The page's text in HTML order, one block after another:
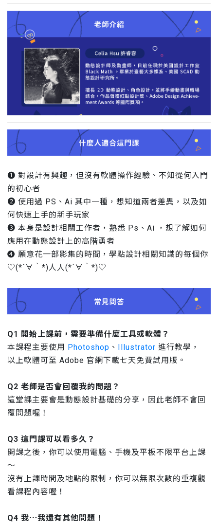
❶ 對設計有興趣，但沒有軟體操作經驗、不知從何入門
的初心者
❷ 使用過 PS、Ai 其中一種，想知道兩者差異，以及如
何快速上手的新手玩家
❸ 本身是設計相關工作者，熟悉 Ps、Ai ，想了解如何
應用在動態設計上的高階勇者
❹ 願意花一部影集的時間，學點設計相關知識的每個你
♡(*´∀｀*)⼈人(*´∀｀*)♡
Q1 開始上課前，需要準備什麼工具或軟體？
本課程主要使用
Photoshop 、 Illustrator 進行教學，
以上軟體可至 Adobe 官網下載七天免費試用版。
Q2 老師是否會回覆我的問題？
這堂課主要會是動態設計基礎的分享，因此老師不會回
覆問題喔！
Q3 這門課可以看多久？
開課之後，你可以使用電腦、手機及平板不限平台上課
～
沒有上課時間及地點的限制，你可以無限次數的重複觀
看課程內容喔！
Q4 我⋯我還有其他問題！